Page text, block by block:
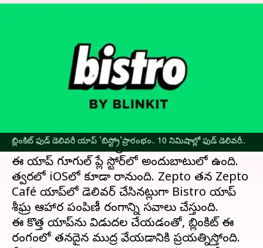
బ్లింకిట్ ఫుడ్ డెలివరీ యాప్ 'బిస్ట్రో'ప్రారంభం.. 10 నిమిషాల్లో ఫుడ్ డెలివరీ..
నిమిషాల్లో ఫుడ్ డెలివరీ..
Sirish Praharaju Dec 13, 2024 01:19 pm
జోమాటోయాజమాన్యంలోనిబ్లింకిట్'బిస్ట్రో' అనే కొత్త
ఫుడ్ డెలివరీ యాప్‌ను ప్రారంభించింది.
ఈ యాప్ గూగుల్ ప్లే స్టోర్‌లో అందుబాటులో ఉంది.
త్వరలో iOSలో కూడా రానుంది. Zepto తన Zepto
Café యాప్‌లో డెలివర్ చేసినట్లుగా Bistro యాప్
శీఘ్ర ఆహార పంపిణీ రంగాన్ని సవాలు చేస్తుంది.
ఈ కొత్త యాప్‌ను విడుదల చేయడంతో, బ్లింకిట్ ఈ
రంగంలో తనదైన ముద్ర వేయడానికి ప్రయత్నిస్తోంది.